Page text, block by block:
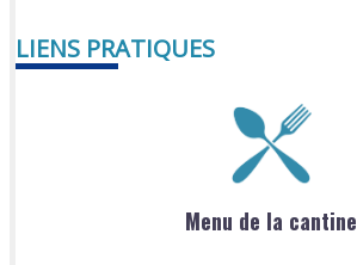
LIENS PRATIQUES
Menu de la cantine